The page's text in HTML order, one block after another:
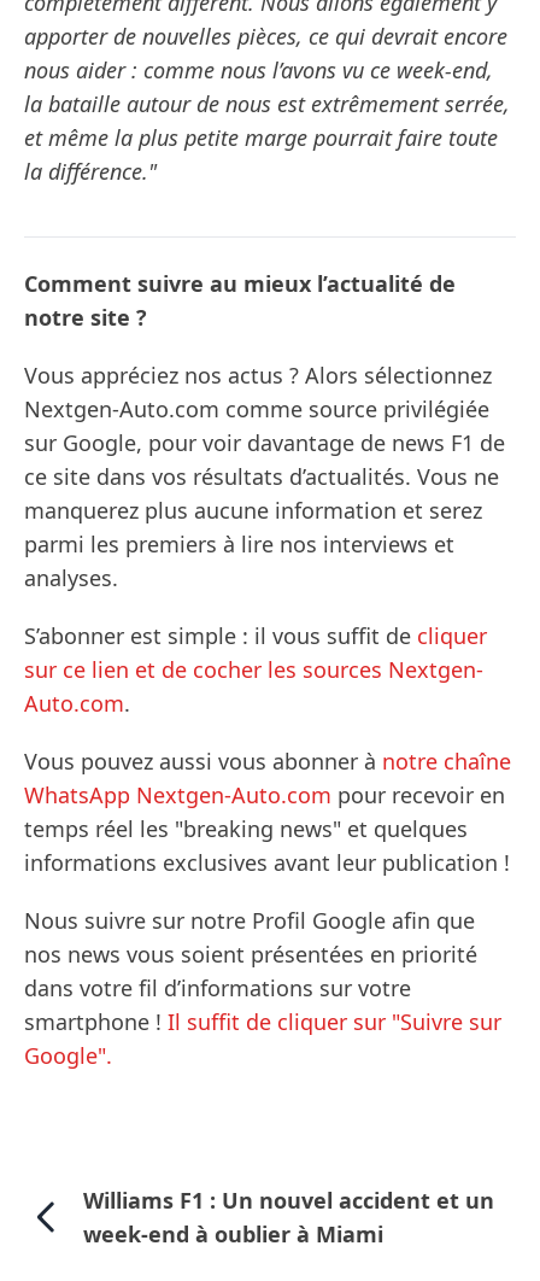
apporter de nouvelles pièces, ce qui devrait encore
nous aider : comme nous l’avons vu ce week-end,
la bataille autour de nous est extrêmement serrée,
et même la plus petite marge pourrait faire toute
la différence."
Comment suivre au mieux l’actualité de
notre site ?
Vous appréciez nos actus ? Alors sélectionnez
Nextgen-Auto.com comme source privilégiée
sur Google, pour voir davantage de news F1 de
ce site dans vos résultats d’actualités. Vous ne
manquerez plus aucune information et serez
parmi les premiers à lire nos interviews et
analyses.
S’abonner est simple : il vous suffit de cliquer
sur ce lien et de cocher les sources Nextgen-
Auto.com.
Vous pouvez aussi vous abonner à notre chaîne
WhatsApp Nextgen-Auto.com pour recevoir en
temps réel les "breaking news" et quelques
informations exclusives avant leur publication !
Nous suivre sur notre Profil Google afin que
nos news vous soient présentées en priorité
dans votre fil d’informations sur votre
smartphone ! Il suffit de cliquer sur "Suivre sur
Google".
Williams F1 : Un nouvel accident et un
week-end à oublier à Miami